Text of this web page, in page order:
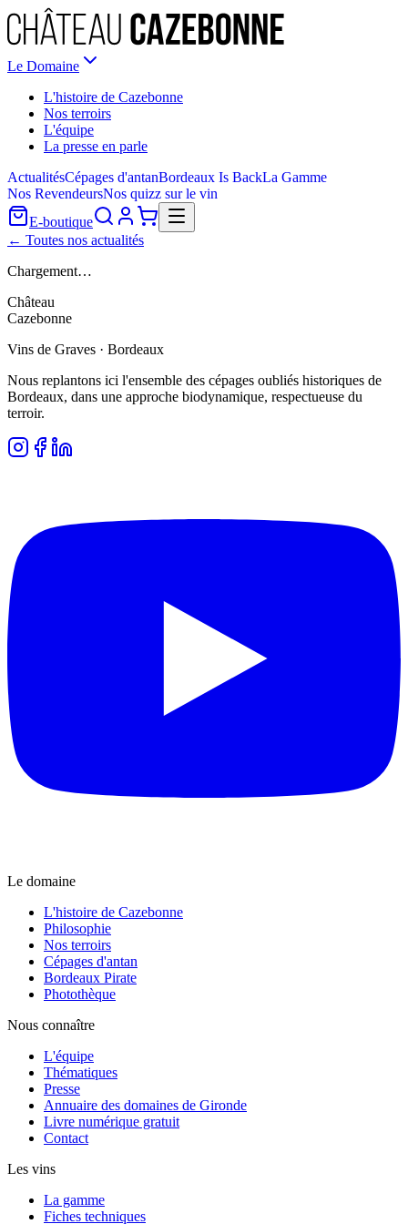
Le Domaine
L'histoire de Cazebonne
Nos terroirs
L'équipe
La presse en parle
ActualitésCépages d'antanBordeaux Is BackLa Gamme
Nos RevendeursNos quizz sur le vin
E-boutique
← Toutes nos actualités
Chargement…
Château
Cazebonne
Vins de Graves · Bordeaux
Nous replantons ici l'ensemble des cépages oubliés historiques de
Bordeaux, dans une approche biodynamique, respectueuse du
terroir.
Le domaine
L'histoire de Cazebonne
Philosophie
Nos terroirs
Cépages d'antan
Bordeaux Pirate
Photothèque
Nous connaître
L'équipe
Thématiques
Presse
Annuaire des domaines de Gironde
Livre numérique gratuit
Contact
Les vins
La gamme
Fiches techniques